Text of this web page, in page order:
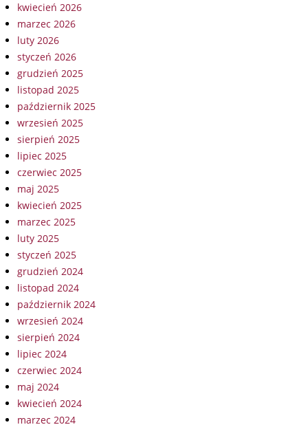
kwiecień 2026
marzec 2026
luty 2026
styczeń 2026
grudzień 2025
listopad 2025
październik 2025
wrzesień 2025
sierpień 2025
lipiec 2025
czerwiec 2025
maj 2025
kwiecień 2025
marzec 2025
luty 2025
styczeń 2025
grudzień 2024
listopad 2024
październik 2024
wrzesień 2024
sierpień 2024
lipiec 2024
czerwiec 2024
maj 2024
kwiecień 2024
marzec 2024